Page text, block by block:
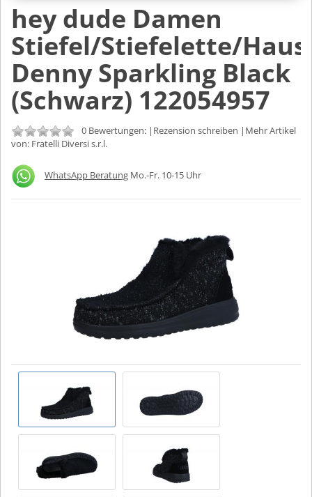
hey dude Damen
Stiefel/Stiefelette/
Denny Sparkling Black
(Schwarz) 122054957
0 Bewertungen: | Rezension schreiben |Mehr Artikel
von: Fratelli Diversi s.r.l.
WhatsApp Beratung Mo.-Fr. 10-15 Uhr